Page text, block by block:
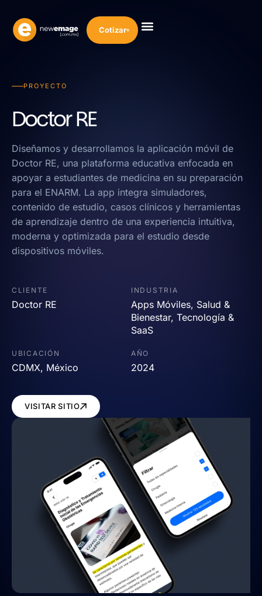
Cotizar
PROYECTO
Doctor RE
Diseñamos y desarrollamos la aplicación móvil de
Doctor RE, una plataforma educativa enfocada en
apoyar a estudiantes de medicina en su preparación
para el ENARM. La app integra simuladores,
contenido de estudio, casos clínicos y herramientas
de aprendizaje dentro de una experiencia intuitiva,
moderna y optimizada para el estudio desde
dispositivos móviles.
CLIENTE
Doctor RE
INDUSTRIA
Apps Móviles, Salud &
Bienestar, Tecnología &
SaaS
UBICACIÓN
CDMX, México
AÑO
2024
VISITAR SITIO